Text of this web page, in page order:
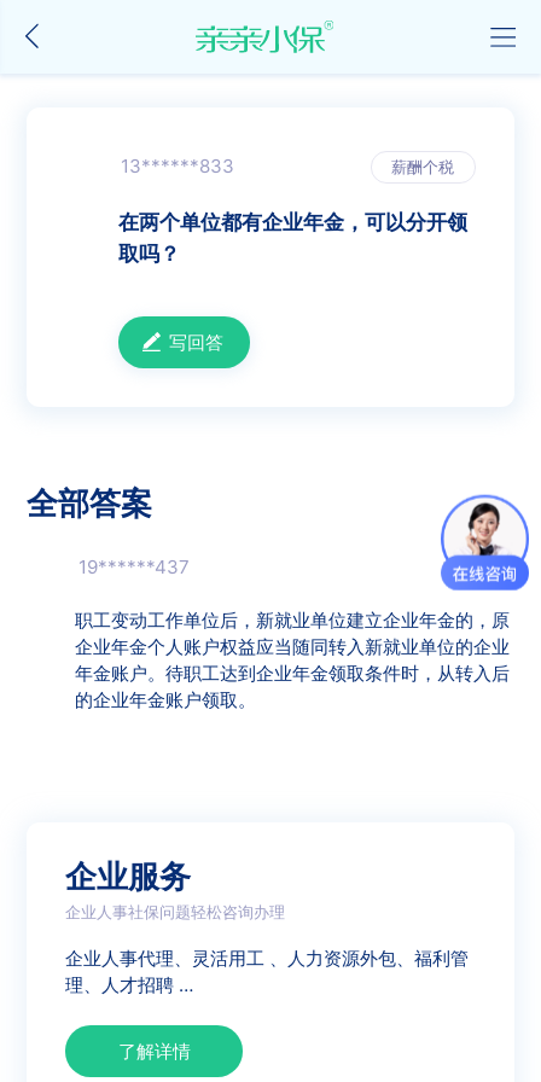
13******833 薪酬个税
在两个单位都有企业年金，可以分开领
取吗？
写回答
全部答案
19******437 0 个赞
职工变动工作单位后，新就业单位建立企业年金的，原
企业年金个人账户权益应当随同转入新就业单位的企业
年金账户。待职工达到企业年金领取条件时，从转入后
的企业年金账户领取。
企业服务
企业人事社保问题轻松咨询办理
企业人事代理、灵活用工 、人力资源外包、福利管
理、人才招聘 …
了解详情